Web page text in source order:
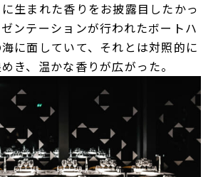
生まれた香りをお披露目したかっ
ンテーションが行われたボートハ
に面していて、それとは対照的に
き、温かな香りが広がった。